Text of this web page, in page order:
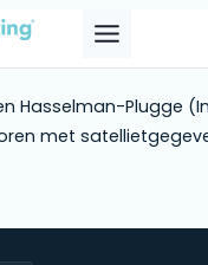
Hasselman-Plugge
met